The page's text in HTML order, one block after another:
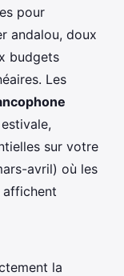
pour
andalou, doux
budgets
Les
sur votre
avril) où les
affichent
la